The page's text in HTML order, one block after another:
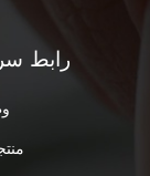
رابط